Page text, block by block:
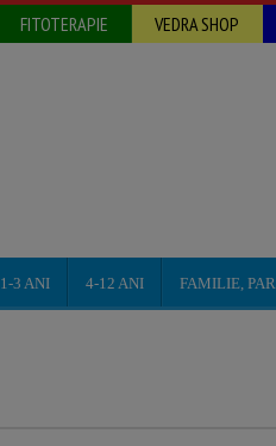
FITOTERAPIE VEDRA SHOP
1-3 ANI 4-12 ANI FAMILIE,